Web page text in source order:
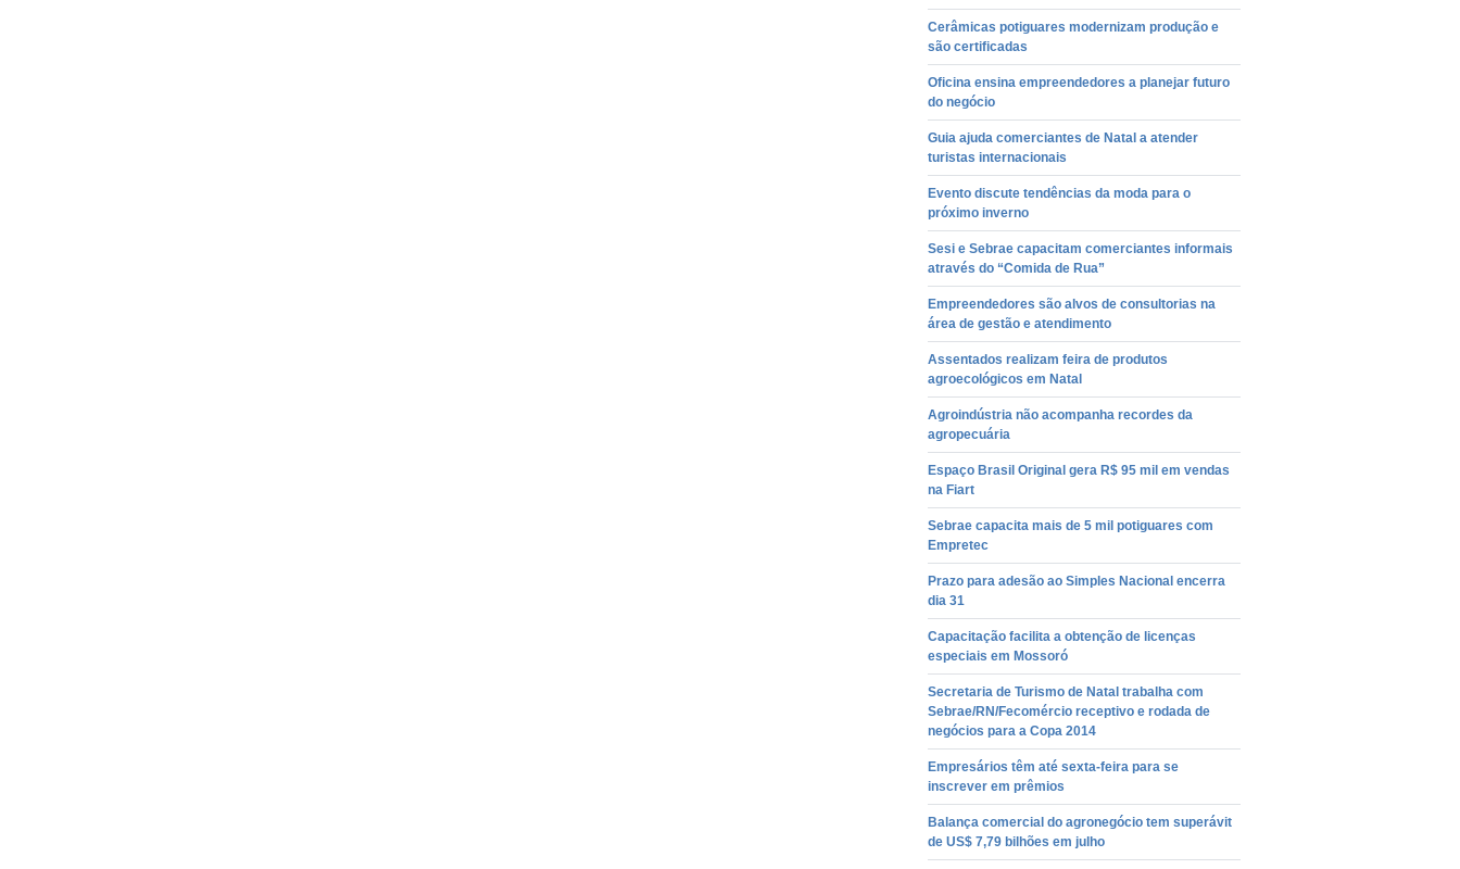
Cerâmicas potiguares modernizam produção e
são certificadas
Oficina ensina empreendedores a planejar futuro
do negócio
Guia ajuda comerciantes de Natal a atender
turistas internacionais
Evento discute tendências da moda para o
próximo inverno
Sesi e Sebrae capacitam comerciantes informais
através do “Comida de Rua”
Empreendedores são alvos de consultorias na
área de gestão e atendimento
Assentados realizam feira de produtos
agroecológicos em Natal
Agroindústria não acompanha recordes da
agropecuária
Espaço Brasil Original gera R$ 95 mil em vendas
na Fiart
Sebrae capacita mais de 5 mil potiguares com
Empretec
Prazo para adesão ao Simples Nacional encerra
dia 31
Capacitação facilita a obtenção de licenças
especiais em Mossoró
Secretaria de Turismo de Natal trabalha com
Sebrae/RN/Fecomércio receptivo e rodada de
negócios para a Copa 2014
Empresários têm até sexta-feira para se
inscrever em prêmios
Balança comercial do agronegócio tem superávit
de US$ 7,79 bilhões em julho